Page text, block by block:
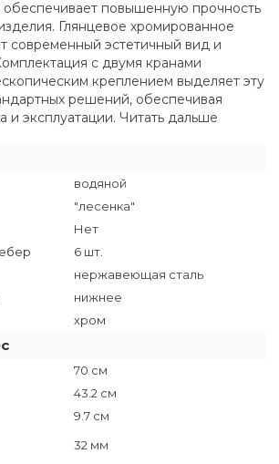
обеспечивает повышенную прочность
Глянцевое хромированное
современный эстетичный вид и
с двумя кранами
креплением выделяет эту
решений, обеспечивая
и эксплуатации. Читать дальше
водяной
"лесенка"
Нет
6 шт.
нержавеющая сталь
нижнее
хром
70 см
43.2 см
9.7 см
32 мм